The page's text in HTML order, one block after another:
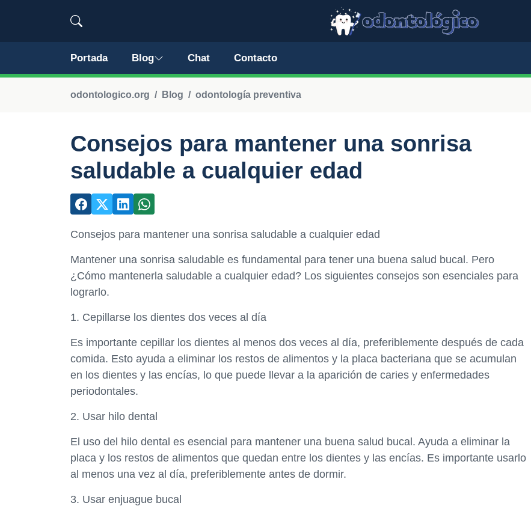
Portada Blog Chat Contacto
odontologico.org Blog odontología preventiva
Consejos para mantener una sonrisa
saludable a cualquier edad
Consejos para mantener una sonrisa saludable a cualquier edad
Mantener una sonrisa saludable es fundamental para tener una buena salud bucal. Pero
¿Cómo mantenerla saludable a cualquier edad? Los siguientes consejos son esenciales para
lograrlo.
1. Cepillarse los dientes dos veces al día
Es importante cepillar los dientes al menos dos veces al día, preferiblemente después de cada
comida. Esto ayuda a eliminar los restos de alimentos y la placa bacteriana que se acumulan
en los dientes y las encías, lo que puede llevar a la aparición de caries y enfermedades
periodontales.
2. Usar hilo dental
El uso del hilo dental es esencial para mantener una buena salud bucal. Ayuda a eliminar la
placa y los restos de alimentos que quedan entre los dientes y las encías. Es importante usarlo
al menos una vez al día, preferiblemente antes de dormir.
3. Usar enjuague bucal